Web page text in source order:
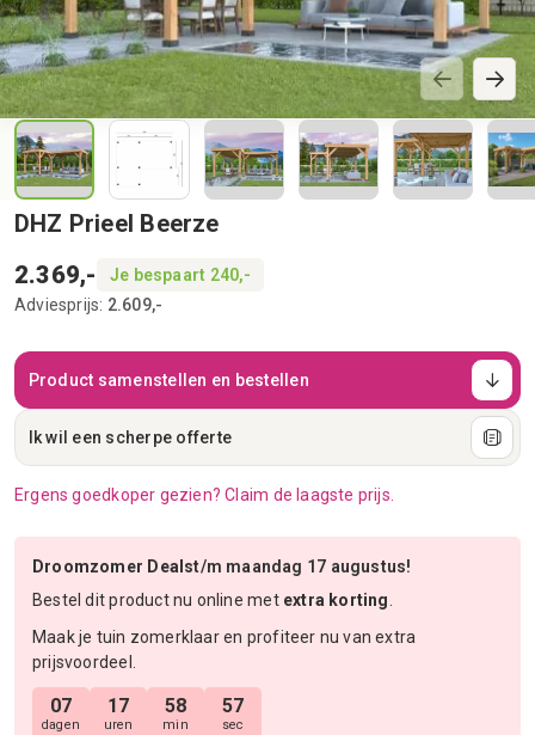
DHZ Prieel Beerze
Droomzomer Dealst/m maandag 17 augustus!
Bestel dit product nu online met extra korting.
Maak je tuin zomerklaar en profiteer nu van extra
prijsvoordeel.
07
dagen
17
uren
58
min
57
sec
2.369,-
Je bespaart 240,-
Adviesprijs: 2.609,-
Product samenstellen en bestellen
Ik wil een scherpe offerte
Ergens goedkoper gezien? Claim de laagste prijs.